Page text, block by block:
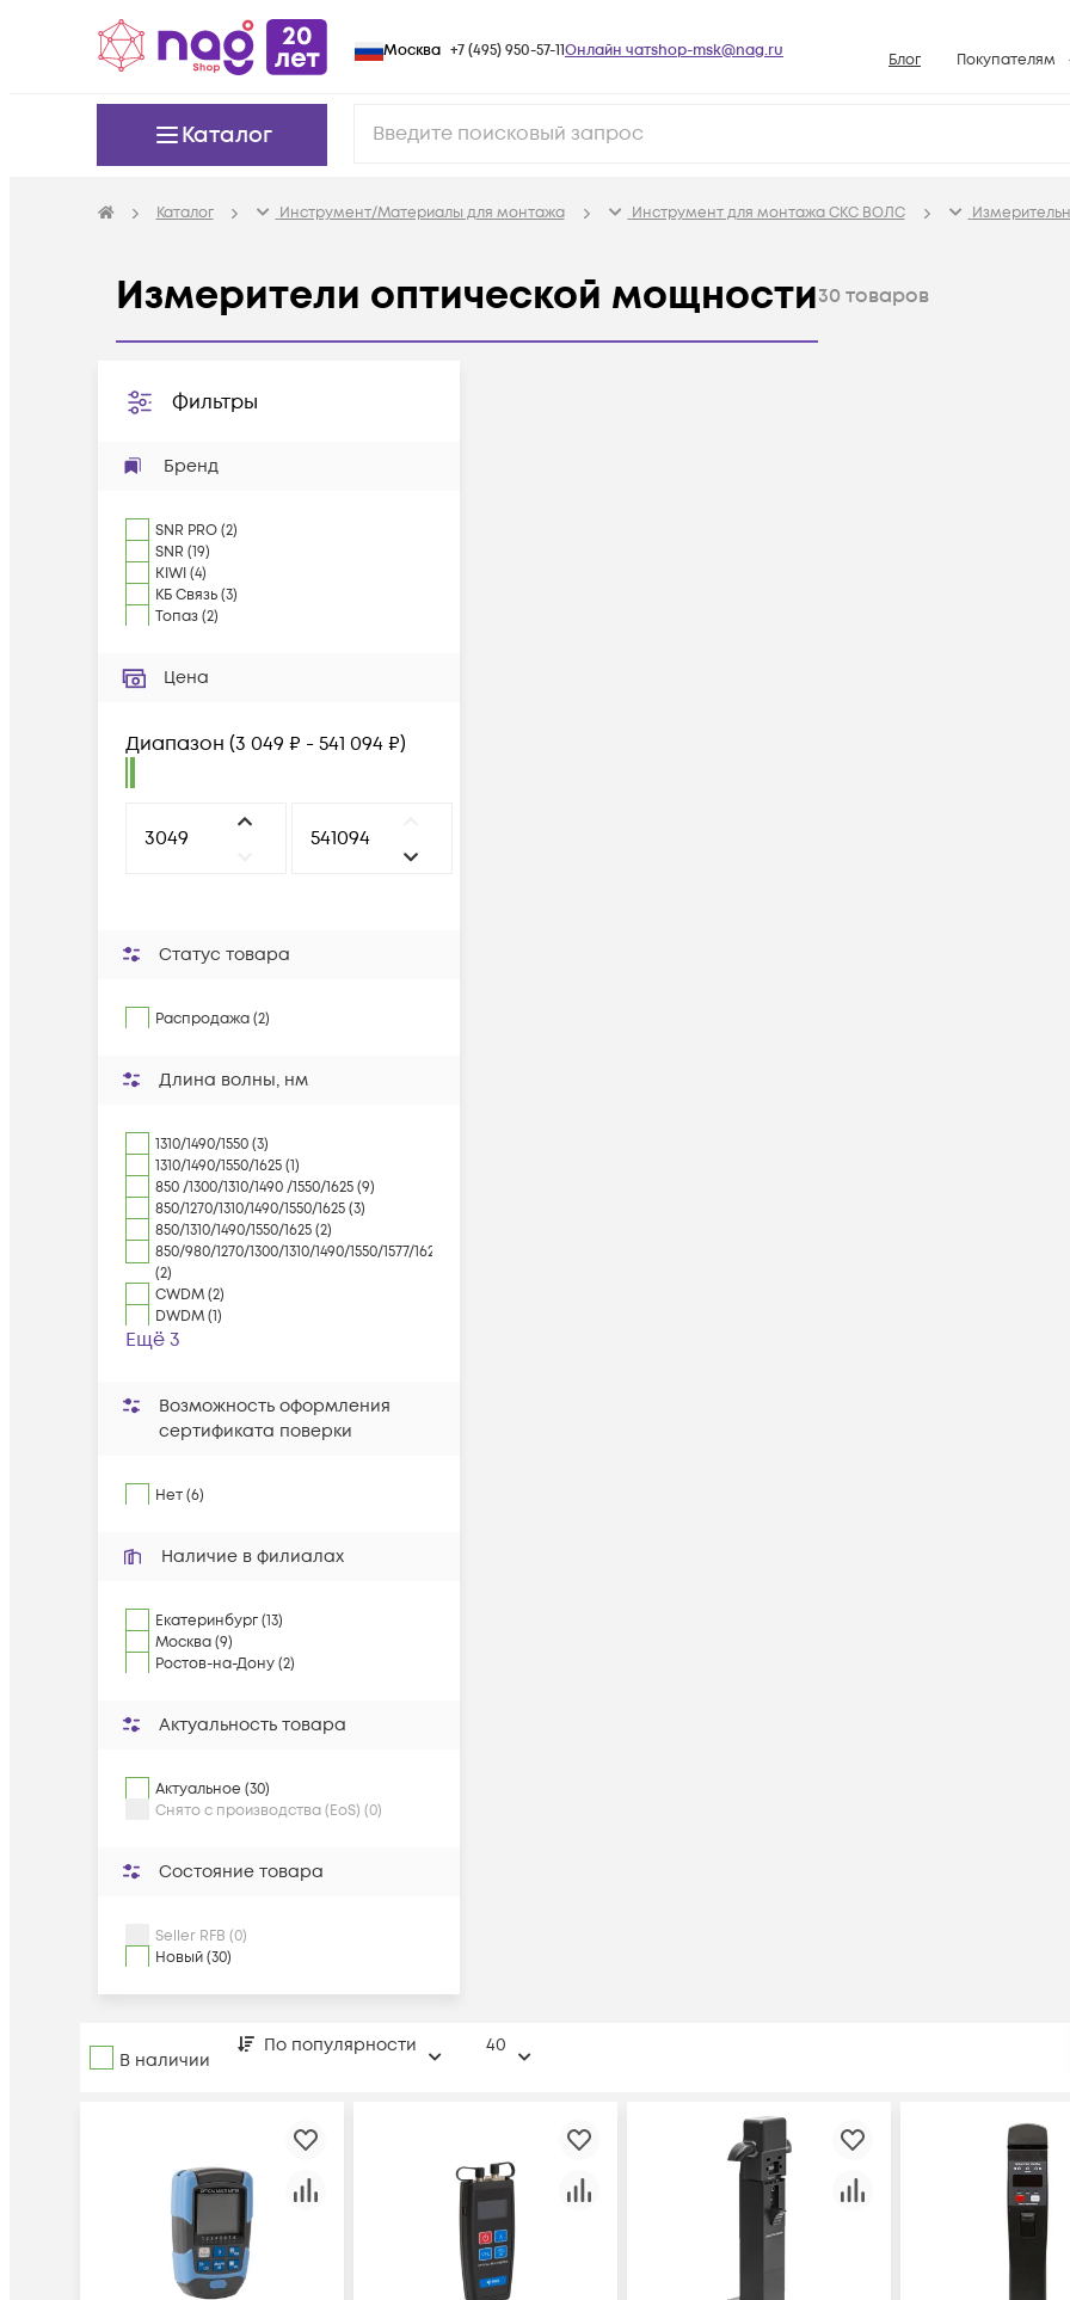
Москва +7 (495) 950-57-11Онлайн чатshop-msk@nag.ru Блог Покупателям
Условия
Каталог
Каталог Инструмент/Материалы для монтажа Инструмент для монтажа СКС ВОЛС
Измерители оптической мощности30 товаров
Фильтры
Бренд
SNR PRO(2)
SNR (19)
KIWI(4)
КБ Связь(3)
Топаз(2)
Цена
Диапазон (3 049 ₽ - 541 094 ₽)
Статус товара
Распродажа (2)
Длина волны, нм
1310/1490/1550 (3)
1310/1490/1550/1625 (1)
850 /1300/1310/1490 /1550/1625 (9)
850/1270/1310/1490/1550/1625 (3)
850/1310/1490/1550/1625 (2)
850/980/1270/1300/1310/1490/1550/1577/1625/1650
(2)
CWDM (2)
DWDM (1)
Ещё 3
Возможность оформления
сертификата поверки
Нет (6)
Наличие в филиалах
Екатеринбург (13)
Москва (9)
Ростов-на-Дону (2)
Актуальность товара
Актуальное (30)
Снято с производства (EoS) (0)
Состояние товара
Seller RFB (0)
Новый (30)
В наличии
По популярности 40